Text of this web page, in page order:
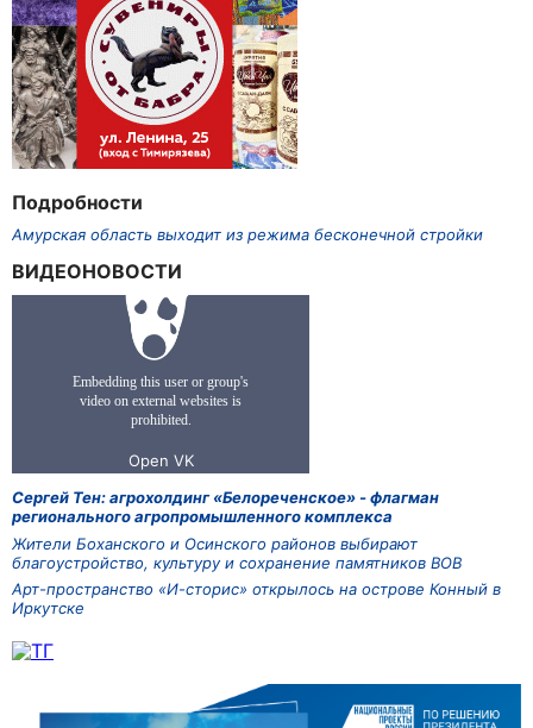
Подробности
Амурская область выходит из режима бесконечной стройки
ВИДЕОНОВОСТИ
Сергей Тен: агрохолдинг «Белореченское» - флагман
регионального агропромышленного комплекса
Жители Боханского и Осинского районов выбирают
благоустройство, культуру и сохранение памятников ВОВ
Арт-пространство «И-сторис» открылось на острове Конный в
Иркутске